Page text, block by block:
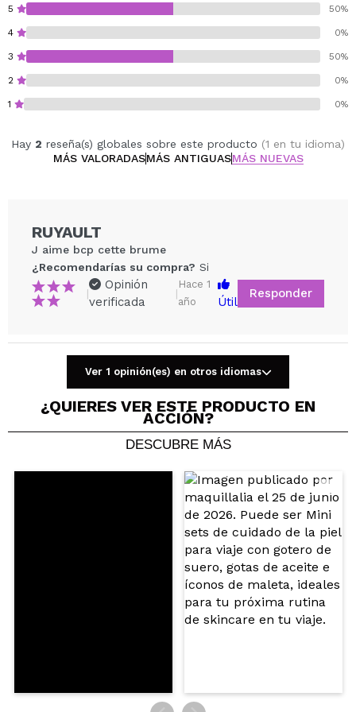
almizcle y ámbar.
5 50%
4 0%
3 50%
2 0%
1 0%
Hay 2 reseña(s) globales sobre este producto (1 en tu idioma)
MÁS VALORADASMÁS ANTIGUASMÁS NUEVAS
Compartir un vídeo o una foto
Tu vídeo podría ser el primero. Imagínatelo...
¿Recomendarías su compra?
ENVIAR
RUYAULT
J aime bcp cette brume
¿Recomendarías su compra? Si
|
Opinión
verificada
|
Hace 1
año
Útil
Responder
Ver 1 opinión(es) en otros idiomas
¿QUIERES VER ESTE PRODUCTO EN
ACCIÓN?
DESCUBRE MÁS